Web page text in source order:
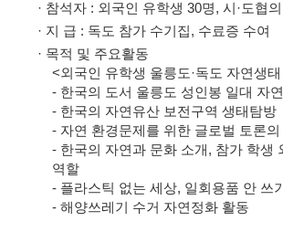
· 참석자 : 외국인 유학생 30명, 시·도협
· 지 급 : 독도 참가 수기집, 수료증 수여
· 목적 및 주요활동
<외국인 유학생 울릉도·독도 자연생
- 한국의 도서 울릉도 성인봉 일대 자
- 한국의 자연유산 보전구역 생태탐방
- 자연 환경문제를 위한 글로벌 토론의
- 한국의 자연과 문화 소개, 참가 학생
역할
- 플라스틱 없는 세상, 일회용품 안 쓰
- 해양쓰레기 수거 자연정화 활동